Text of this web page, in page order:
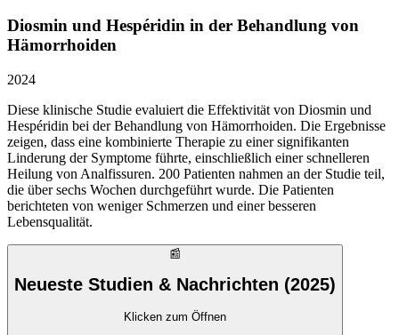
Diosmin und Hespéridin in der Behandlung von
Hämorrhoiden
2024
Diese klinische Studie evaluiert die Effektivität von Diosmin und
Hespéridin bei der Behandlung von Hämorrhoiden. Die Ergebnisse
zeigen, dass eine kombinierte Therapie zu einer signifikanten
Linderung der Symptome führte, einschließlich einer schnelleren
Heilung von Analfissuren. 200 Patienten nahmen an der Studie teil,
die über sechs Wochen durchgeführt wurde. Die Patienten
berichteten von weniger Schmerzen und einer besseren
Lebensqualität.
📰
Neueste Studien & Nachrichten (2025)
Klicken zum Öffnen